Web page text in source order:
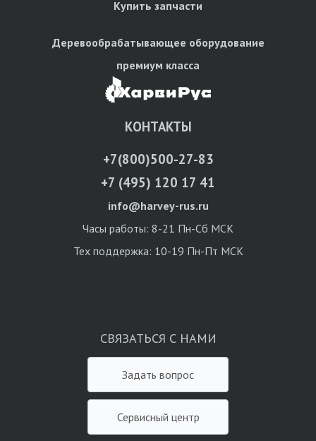
Купить запчасти
Деревообрабатывающее оборудование
премиум класса
КОНТАКТЫ
+7(800)500-27-83
+7 (495) 120 17 41
info@harvey-rus.ru
Часы работы: 8-21 Пн-Сб МСК
Тех поддержка: 10-19 Пн-Пт МСК
СВЯЗАТЬСЯ С НАМИ
Задать вопрос
Сервисный центр